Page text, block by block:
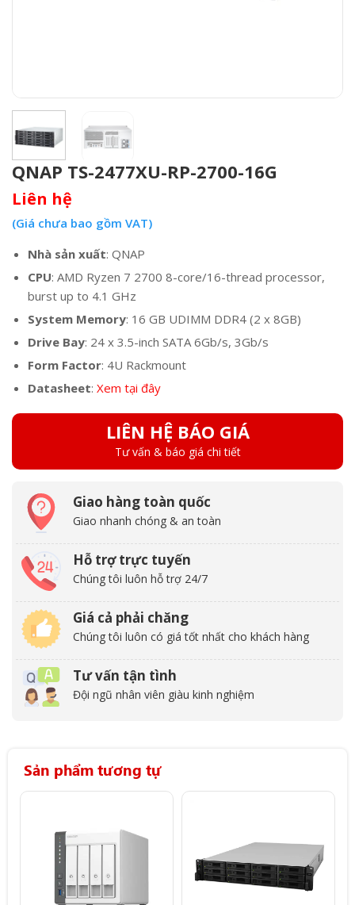
QNAP TS-2477XU-RP-2700-16G
Liên hệ
(Giá chưa bao gồm VAT)
Nhà sản xuất: QNAP
CPU: AMD Ryzen 7 2700 8-core/16-thread processor,
burst up to 4.1 GHz
System Memory: 16 GB UDIMM DDR4 (2 x 8GB)
Drive Bay: 24 x 3.5-inch SATA 6Gb/s, 3Gb/s
Form Factor: 4U Rackmount
Datasheet: Xem tại đây
LIÊN HỆ BÁO GIÁ
Tư vấn & báo giá chi tiết
Giao hàng toàn quốc
Giao nhanh chóng & an toàn
Hỗ trợ trực tuyến
Chúng tôi luôn hỗ trợ 24/7
Giá cả phải chăng
Chúng tôi luôn có giá tốt nhất cho khách hàng
Tư vấn tận tình
Đội ngũ nhân viên giàu kinh nghiệm
Sản phẩm tương tự